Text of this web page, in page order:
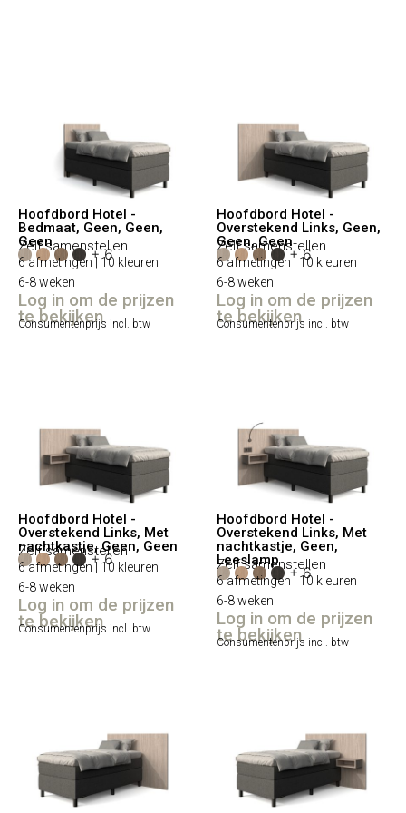
Hoofdbord Hotel -
Bedmaat, Geen, Geen,
Geen
Zelf samenstellen
+ 6
6 afmetingen | 10 kleuren
6-8 weken
Log in om de prijzen
te bekijken
Consumentenprijs incl. btw
Hoofdbord Hotel -
Overstekend Links, Geen,
Geen, Geen
Zelf samenstellen
+ 6
6 afmetingen | 10 kleuren
6-8 weken
Log in om de prijzen
te bekijken
Consumentenprijs incl. btw
Hoofdbord Hotel -
Overstekend Links, Met
nachtkastje, Geen, Geen
Zelf samenstellen
+ 6
6 afmetingen | 10 kleuren
6-8 weken
Log in om de prijzen
te bekijken
Consumentenprijs incl. btw
Hoofdbord Hotel -
Overstekend Links, Met
nachtkastje, Geen,
Leeslamp
Zelf samenstellen
+ 6
6 afmetingen | 10 kleuren
6-8 weken
Log in om de prijzen
te bekijken
Consumentenprijs incl. btw